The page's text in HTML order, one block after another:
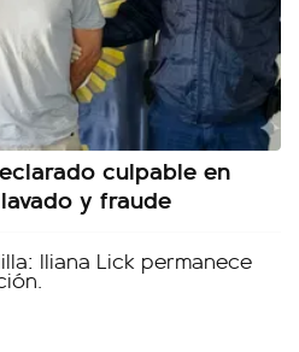
culpable en
y fraude